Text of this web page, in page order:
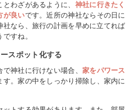
わざがあるように、 神社に行きたく
が良いです。近所の神社ならその日に
なら、旅行の計画を早めに立てれば
すね。
スポット化する
神社に行けない場合、 家をパワース
す。家の中をしっかり掃除し、家内に